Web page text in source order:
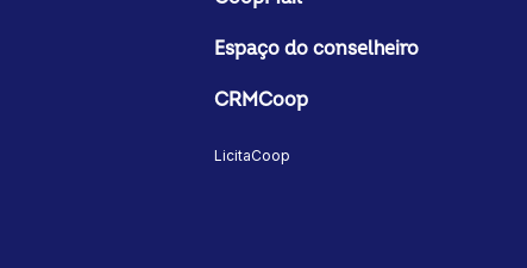
Espaço do conselheiro
CRMCoop
LicitaCoop